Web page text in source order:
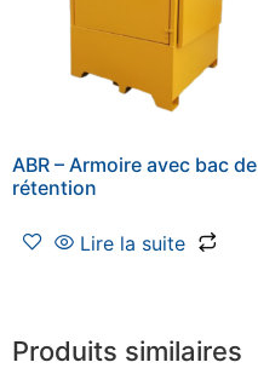
ABR – Armoire avec bac de
rétention
Lire la suite
Produits similaires